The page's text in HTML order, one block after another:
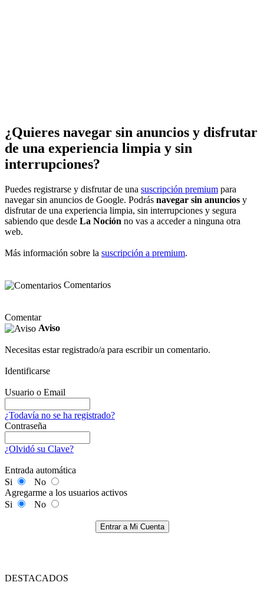
¿Quieres navegar sin anuncios y disfrutar
de una experiencia limpia y sin
interrupciones?
Puedes registrarse y disfrutar de una suscripción premium para
navegar sin anuncios de Google. Podrás navegar sin anuncios y
disfrutar de una experiencia limpia, sin interrupciones y segura
sabiendo que desde La Noción no vas a acceder a ninguna otra
web.
Más información sobre la suscripción a premium.
Comentarios
Comentar
Aviso
Necesitas estar registrado/a para escribir un comentario.
Identificarse
Usuario o Email
¿Todavía no se ha registrado?
Contraseña
¿Olvidó su Clave?
Entrada automática
Si
No
Agregarme a los usuarios activos
Si
No
Entrar a Mi Cuenta
DESTACADOS